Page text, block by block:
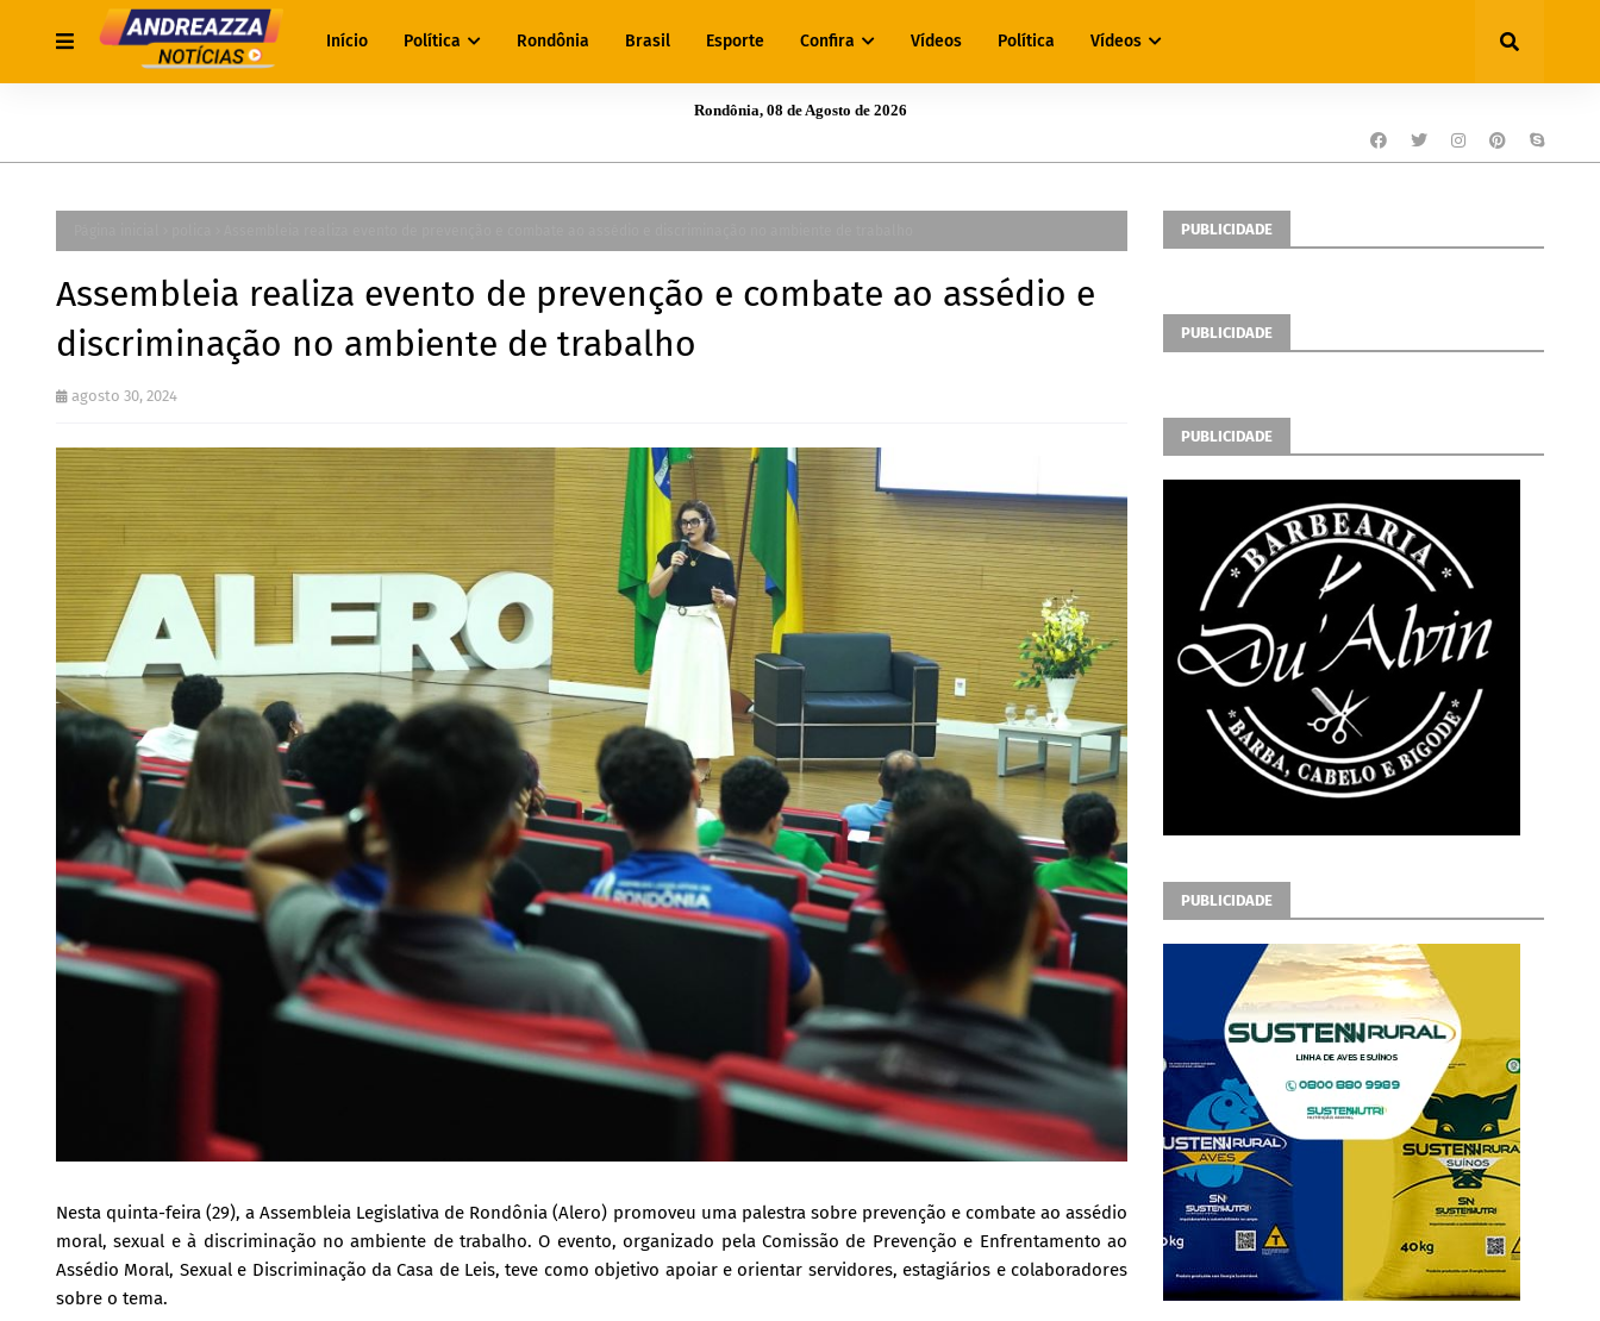
Início Política Rondônia Brasil Esporte Confira Vídeos Política Vídeos
Rondônia, 08 de Agosto de 2026
Assembleia realiza evento de prevenção e combate ao assédio e
discriminação no ambiente de trabalho
agosto 30, 2024
Nesta quinta-feira (29), a Assembleia Legislativa de Rondônia (Alero) promoveu uma palestra sobre prevenção e combate ao assédio
moral, sexual e à discriminação no ambiente de trabalho. O evento, organizado pela Comissão de Prevenção e Enfrentamento ao
Assédio Moral, Sexual e Discriminação da Casa de Leis, teve como objetivo apoiar e orientar servidores, estagiários e colaboradores
sobre o tema.
PUBLICIDADE
PUBLICIDADE
PUBLICIDADE
PUBLICIDADE